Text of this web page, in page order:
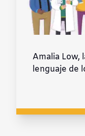
Amalia Low,
lenguaje de